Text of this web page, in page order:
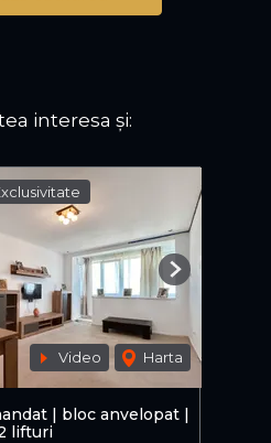
interesa și:
Video Harta
Next
| bloc anvelopat |
lifturi